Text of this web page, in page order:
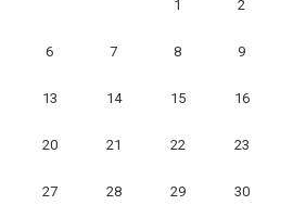
1 2
6 7 8 9
13 14 15 16
20 21 22 23
27 28 29 30